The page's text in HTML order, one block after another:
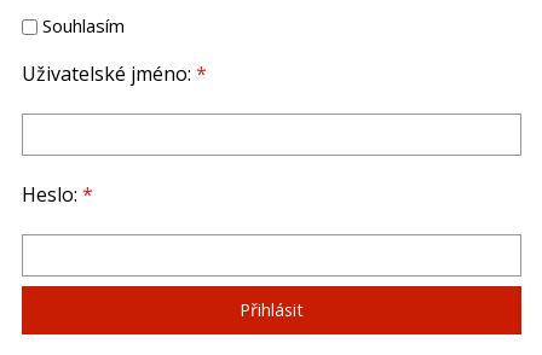
Souhlasím
Uživatelské jméno: *
Heslo: *